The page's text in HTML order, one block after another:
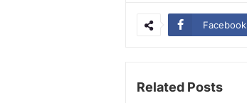
Facebook
Related Posts